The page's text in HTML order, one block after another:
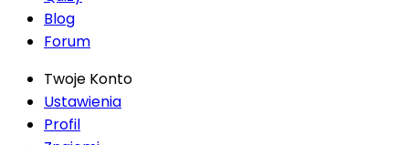
Blog
Forum
Twoje Konto
Ustawienia
Profil